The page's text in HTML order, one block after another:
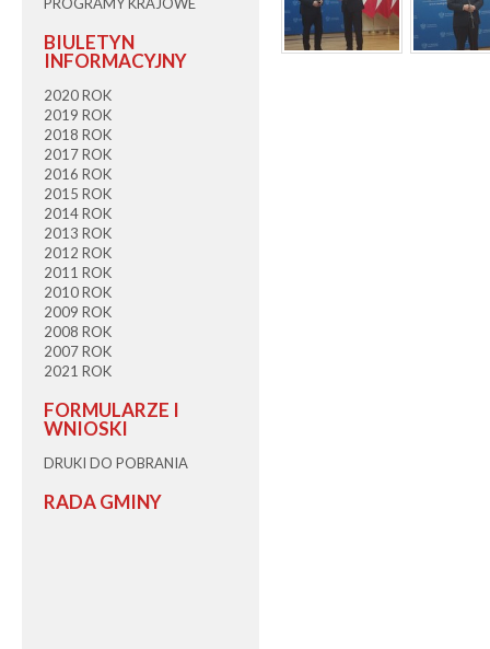
PROGRAMY KRAJOWE
BIULETYN
INFORMACYJNY
2020 ROK
2019 ROK
2018 ROK
2017 ROK
2016 ROK
2015 ROK
2014 ROK
2013 ROK
2012 ROK
2011 ROK
2010 ROK
2009 ROK
2008 ROK
2007 ROK
2021 ROK
FORMULARZE I
WNIOSKI
DRUKI DO POBRANIA
RADA GMINY